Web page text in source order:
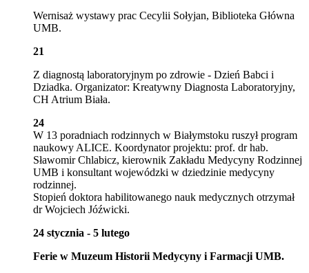
Wernisaż wystawy prac Cecylii Sołyjan, Biblioteka Główna
UMB.
21
Z diagnostą laboratoryjnym po zdrowie - Dzień Babci i
Dziadka. Organizator: Kreatywny Diagnosta Laboratoryjny,
CH Atrium Biała.
24
W 13 poradniach rodzinnych w Białymstoku ruszył program
naukowy ALICE. Koordynator projektu: prof. dr hab.
Sławomir Chlabicz, kierownik Zakładu Medycyny Rodzinnej
UMB i konsultant wojewódzki w dziedzinie medycyny
rodzinnej.
Stopień doktora habilitowanego nauk medycznych otrzymał
dr Wojciech Jóźwicki.
24 stycznia - 5 lutego
Ferie w Muzeum Historii Medycyny i Farmacji UMB.